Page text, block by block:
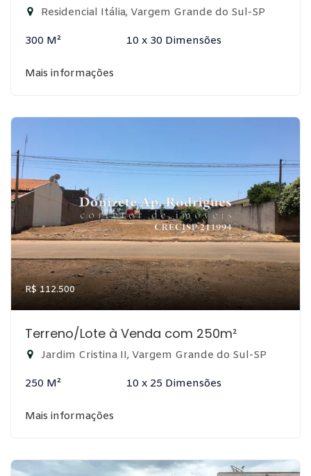
Residencial Itália, Vargem Grande do Sul-SP
300 M² 10 x 30 Dimensões
Mais informações
R$ 112.500
Terreno/Lote à Venda com 250m²
Jardim Cristina II, Vargem Grande do Sul-SP
250 M² 10 x 25 Dimensões
Mais informações